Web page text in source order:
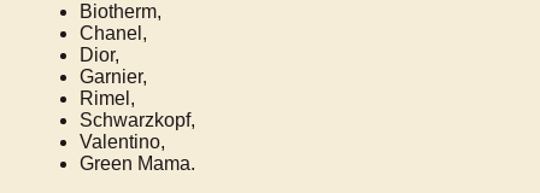
Biotherm,
Chanel,
Dior,
Garnier,
Rimel,
Schwarzkopf,
Valentino,
Green Mama.